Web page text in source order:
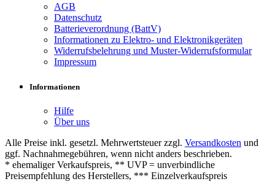
AGB
Datenschutz
Batterieverordnung (BattV)
Informationen zu Elektro- und Elektronikgeräten
Widerrufsbelehrung und Muster-Widerrufsformular
Impressum
Informationen
Hilfe
Über uns
Alle Preise inkl. gesetzl. Mehrwertsteuer zzgl. Versandkosten und
ggf. Nachnahmegebühren, wenn nicht anders beschrieben.
* ehemaliger Verkaufspreis, ** UVP = unverbindliche
Preisempfehlung des Herstellers, *** Einzelverkaufspreis